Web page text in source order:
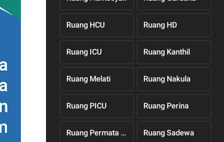
Ruang HCU Ruang HD
Ruang ICU Ruang Kanthil
Ruang Melati Ruang Nakula
Ruang PICU Ruang Perina
Ruang Permata Hati Ruang Sadewa